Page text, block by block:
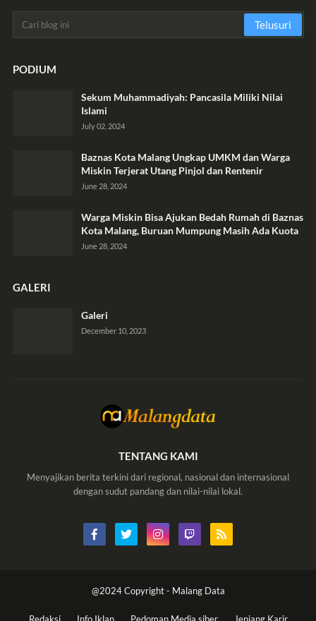
PODIUM
Sekum Muhammadiyah: Pancasila Miliki Nilai
Islami
July 02, 2024
Baznas Kota Malang Ungkap UMKM dan Warga
Miskin Terjerat Utang Pinjol dan Rentenir
June 28, 2024
Warga Miskin Bisa Ajukan Bedah Rumah di Baznas
Kota Malang, Buruan Mumpung Masih Ada Kuota
June 28, 2024
GALERI
Galeri
December 10, 2023
TENTANG KAMI
Menyajikan berita terkini dari regional, nasional dan internasional
dengan sudut pandang dan nilai-nilai lokal.
@2024 Copyright - Malang Data